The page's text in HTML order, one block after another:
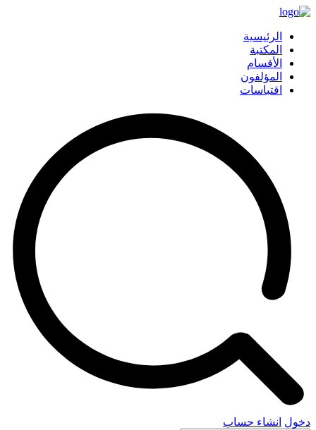
الرئيسية
المكتبة
الأقسام
المؤلفون
اقتباسات
دخول انشاء حساب